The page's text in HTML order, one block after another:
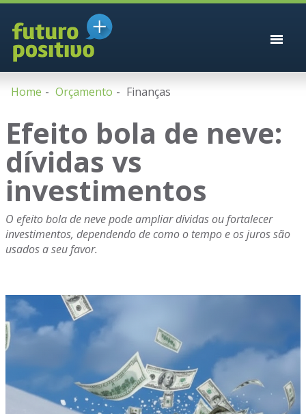
Home Orçamento Finanças
Efeito bola de neve:
dívidas vs
investimentos
O efeito bola de neve pode ampliar dívidas ou fortalecer
investimentos, dependendo de como o tempo e os juros são
usados a seu favor.